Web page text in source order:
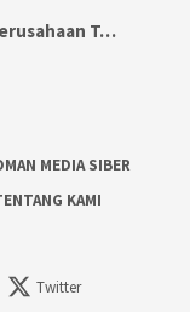
T…
MEDIA SIBER
KAMI
Twitter